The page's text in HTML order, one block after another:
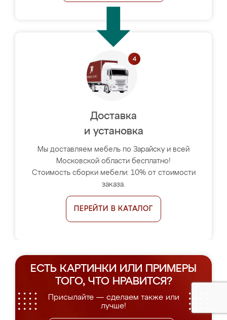
Доставка
и установка
Мы доставляем мебель по Зарайску и всей
Московской области бесплатно!
Стоимость сборки мебели: 10% от стоимости
заказа.
ПЕРЕЙТИ В КАТАЛОГ
ЕСТЬ КАРТИНКИ ИЛИ ПРИМЕРЫ
ТОГО, ЧТО НРАВИТСЯ?
Присылайте — сделаем также или
лучше!